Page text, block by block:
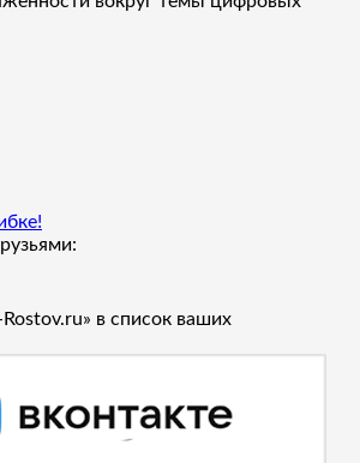
в список ваших